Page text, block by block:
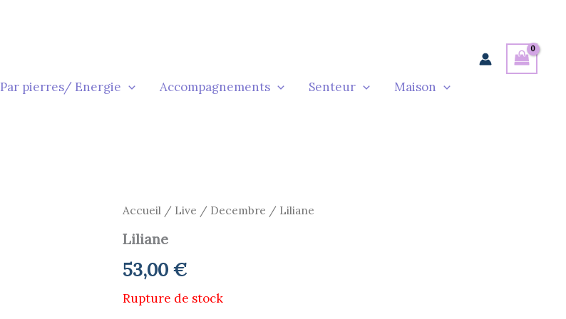
Par pierres/ Energie Accompagnements Senteur
Maison
Accueil/ Live / Decembre / Liliane
Liliane
53,00 €
Rupture de stock